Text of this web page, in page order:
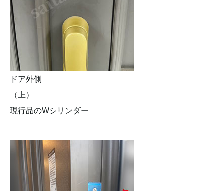
ドア外側
（上
現行品のWシリンダー